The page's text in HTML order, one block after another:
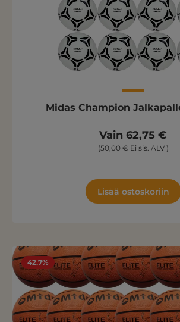
Midas Champion
Vain 62,75 €
(50,00 € Ei sis. ALV )
Lisää ostoskoriin
42.7%